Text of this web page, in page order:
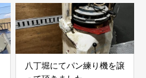
八丁堀にてパン練り機を譲